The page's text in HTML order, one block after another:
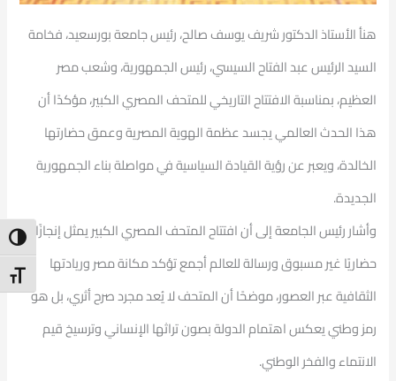
هنأ الأستاذ الدكتور شريف يوسف صالح، رئيس جامعة بورسعيد، فخامة
السيد الرئيس عبد الفتاح السيسي، رئيس الجمهورية، وشعب مصر
العظيم، بمناسبة الافتتاح التاريخي للمتحف المصري الكبير، مؤكدًا أن
هذا الحدث العالمي يجسد عظمة الهوية المصرية وعمق حضارتها
الخالدة، ويعبر عن رؤية القيادة السياسية في مواصلة بناء الجمهورية
الجديدة.
وأشار رئيس الجامعة إلى أن افتتاح المتحف المصري الكبير يمثل إنجازًا
حضاريًا غير مسبوق ورسالة للعالم أجمع تؤكد مكانة مصر وريادتها
الثقافية عبر العصور، موضحًا أن المتحف لا يُعد مجرد صرح أثري، بل هو
رمز وطني يعكس اهتمام الدولة بصون تراثها الإنساني وترسيخ قيم
الانتماء والفخر الوطني.